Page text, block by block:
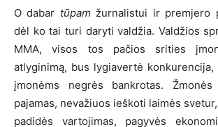
O dabar tūpamžurnalistui ir premjero
dėl ko tai turi daryti valdžia. Valdžios
MMA, visos tos pačios srities
atlyginimą, bus lygiavertė
įmonėms negrės bankrotas.
pajamas, nevažiuos ieškoti laimės
padidės vartojimas, pagyvės